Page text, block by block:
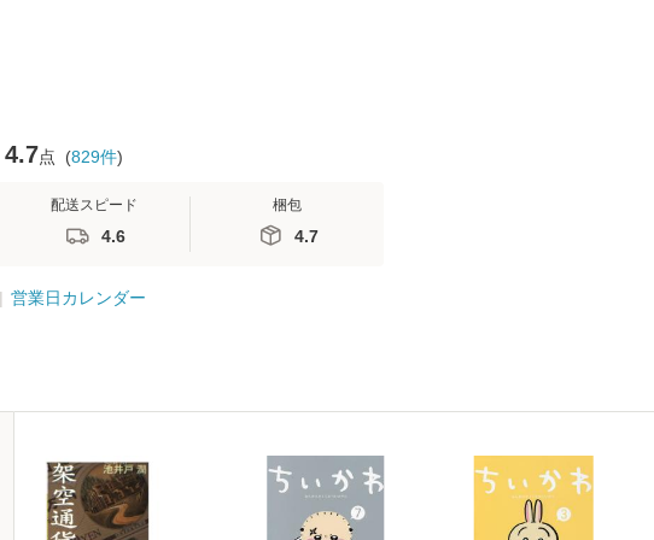
4.7点 (829件)
配送スピード
4.6
梱包
4.7
営業日カレンダー